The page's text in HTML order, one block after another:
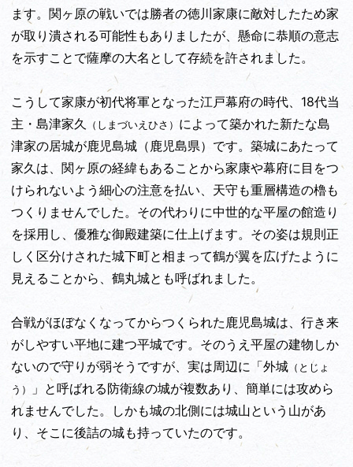
ます。関ヶ原の戦いでは勝者の徳川家康に敵対したため家
が取り潰される可能性もありましたが、懸命に恭順の意志
を示すことで薩摩の大名として存続を許されました。
こうして家康が初代将軍となった江戸幕府の時代、18代当
主・島津家久
（しまづいえひさ） によって築かれた新たな島
津家の居城が鹿児島城（鹿児島県）です。築城にあたって
家久は、関ヶ原の経緯もあることから家康や幕府に目をつ
けられないよう細心の注意を払い、天守も重層構造の櫓も
つくりませんでした。その代わりに中世的な平屋の館造り
を採用し、優雅な御殿建築に仕上げます。その姿は規則正
しく区分けされた城下町と相まって鶴が翼を広げたように
見えることから、鶴丸城とも呼ばれました。
合戦がほぼなくなってからつくられた鹿児島城は、行き来
がしやすい平地に建つ平城です。そのうえ平屋の建物しか
ないので守りが弱そうですが、実は周辺に「外城 （とじょ
う）
」と呼ばれる防衛線の城が複数あり、簡単には攻めら
れませんでした。しかも城の北側には城山という山があ
り、そこに後詰の城も持っていたのです。